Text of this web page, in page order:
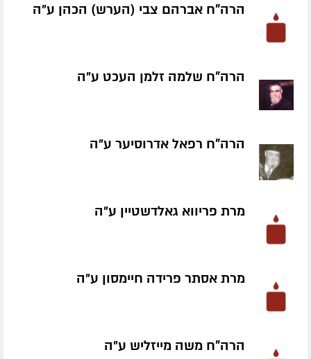
הרה"ח אברהם צבי (הערש) הכהן ע״ה
הרה"ח שלמה זלמן העכט ע״ה
הרה"ח רפאל אדרוסיער ע״ה
מרת פריווא גאלדשטיין ע״ה
מרת אסתר פרידה חיימסון ע״ה
הרה"ח משה מייזליש ע״ה